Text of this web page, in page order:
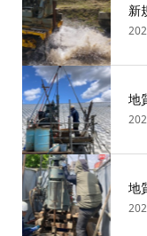
新
地
地